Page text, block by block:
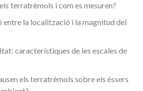
terratrèmols i com es mesuren?
entre la localització i la magnitud del
característiques de les escales de
els terratrèmols sobre els éssers